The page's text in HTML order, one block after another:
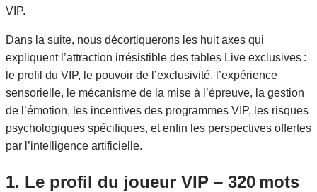
VIP.
Dans la suite, nous décortiquerons les huit axes qui
expliquent l’attraction irrésistible des tables Live exclusives :
le profil du VIP, le pouvoir de l’exclusivité, l’expérience
sensorielle, le mécanisme de la mise à l’épreuve, la gestion
de l’émotion, les incentives des programmes VIP, les risques
psychologiques spécifiques, et enfin les perspectives offertes
par l’intelligence artificielle.
1. Le profil du joueur VIP – 320 mots